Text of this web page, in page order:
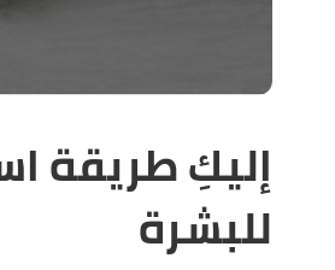
إليكِ طريقة
للبشرة